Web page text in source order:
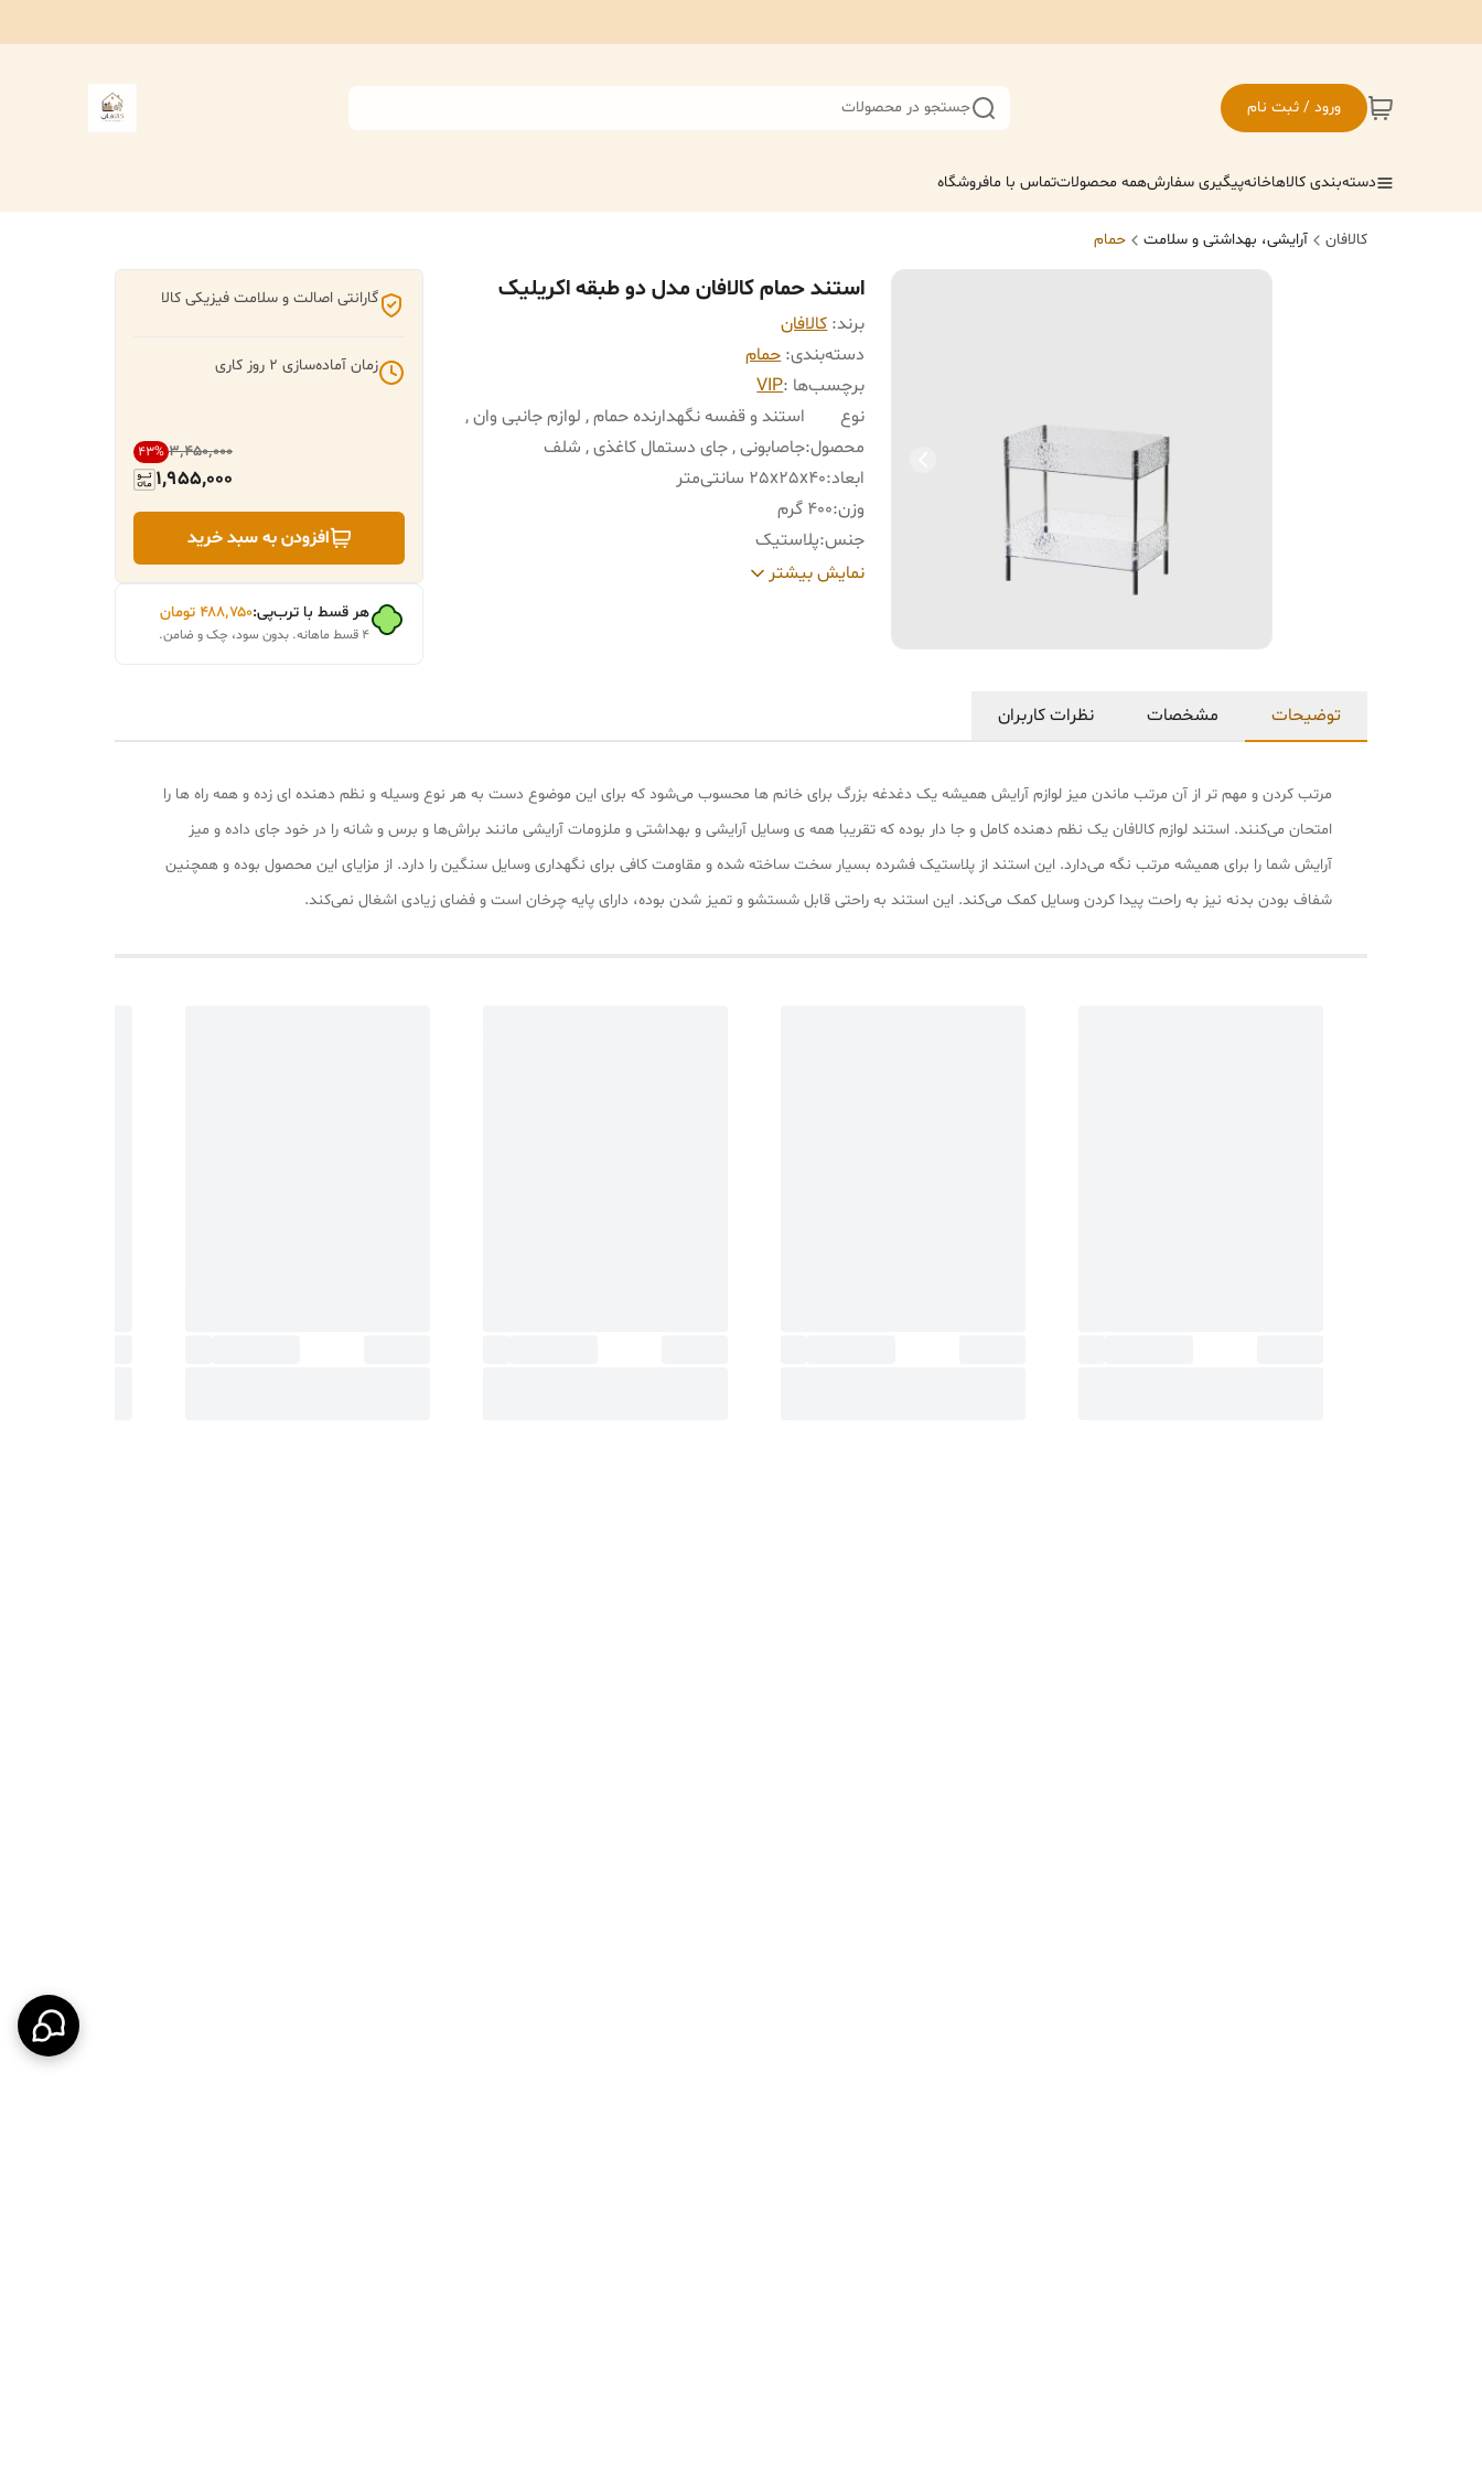
ورود / ثبت نام جستجو در محصولات
دسته‌بندی کالاهاخانهپیگیری سفارشهمه محصولاتتماس با مافروشگاه
کالافان آرایشی، بهداشتی و سلامت حمام
استند حمام کالافان مدل دو طبقه اکریلیک
برند: کالافان
دسته‌بندی:حمام
برچسب‌ها :VIP
نوع
محصول:
استند و قفسه نگهدارنده حمام , لوازم جانبی وان ,
جاصابونی , جای دستمال کاغذی , شلف
ابعاد:25x25x40 سانتی‌متر
وزن:400 گرم
جنس:پلاستیک
رنگ:بی رنگ شفاف
نمایش بیشتر
گارانتی اصالت و سلامت فیزیکی کالا
زمان آماده‌سازی 2 روز کاری
۳٬۴۵۰٬۰۰۰ 43%
1,955,000
افزودن به سبد خرید
هر قسط با ترب‌پی:۴۸۸٬۷۵۰ تومان
۴ قسط ماهانه. بدون سود، چک و ضامن.
توضیحات مشخصات نظرات کاربران
مرتب کردن و مهم تر از آن مرتب ماندن میز لوازم آرایش همیشه یک دغدغه بزرگ برای خانم ها محسوب می‌شود که برای این موضوع دست به هر نوع وسیله و نظم دهنده ای زده و همه راه ها را
امتحان می‌کنند. استند لوازم کالافان یک نظم دهنده کامل و جا دار بوده که تقریبا همه ی وسایل آرایشی و بهداشتی و ملزومات آرایشی مانند براش‌ها و برس و شانه را در خود جای داده و میز
آرایش شما را برای همیشه مرتب نگه می‌دارد. این استند از پلاستیک فشرده بسیار سخت ساخته شده و مقاومت کافی برای نگهداری وسایل سنگین را دارد. از مزایای این محصول بوده و همچنین
شفاف بودن بدنه نیز به راحت پیدا کردن وسایل کمک می‌کند. این استند به راحتی قابل شستشو و تمیز شدن بوده، دارای پایه چرخان است و فضای زیادی اشغال نمی‌کند.